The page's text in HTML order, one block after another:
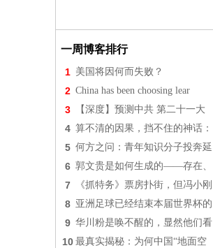
一周博客排行
1 美国将因何而失败？
2 China has been choosing lear
3 【深度】预测中共 第二十一大
4 算不清的因果，挡不住的神话：
5 何方之问：青年知识分子投奔延
6 郭文贵是如何生成的——存在、
7 《抓特务》票房扑街，但冯小刚
8 亚洲足球已经结束本届世界杯的
9 华川粉是唤不醒的，显然他们看
10 最真实揭秘：为何中国“地面空